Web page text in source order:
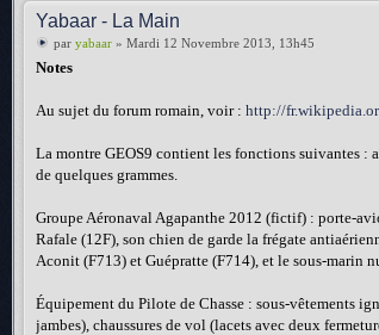
Yabaar - La Main
par yabaar » Mardi 12 Novembre 2013, 13h45
Notes
Au sujet du forum romain, voir : http://
La montre GEOS9 contient les fonctions suivantes :
de quelques grammes.
Groupe Aéronaval Agapanthe 2012 (fictif) : porte-
Rafale (12F), son chien de garde la frégate
Aconit (F713) et Guépratte (F714), et le sous-marin
Équipement du Pilote de Chasse : sous-vêtements
jambes), chaussures de vol (lacets avec deux